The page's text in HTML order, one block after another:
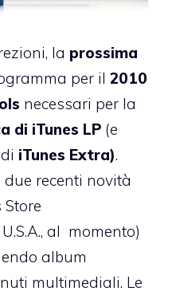
la prossima
per il 2010
necessari per la
di iTunes LP (e
iTunes Extra).
due recenti novità
al momento)
album
multimediali. Le